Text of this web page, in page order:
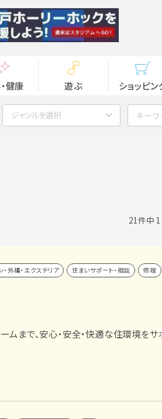
健康 遊ぶ ショッピン
ジャンルを選択
21件中
・外構・エクステリア 住まいサポート・相談 修理
ムまで、安心・安全・快適な住環境をサ